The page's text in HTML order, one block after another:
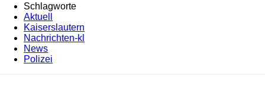
Schlagworte
Aktuell
Kaiserslautern
Nachrichten-kl
News
Polizei